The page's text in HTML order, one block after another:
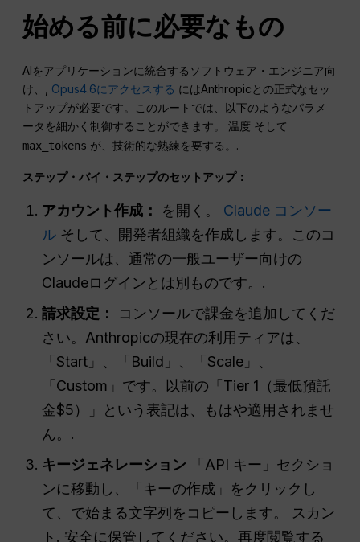
始める前に必要なもの
AIをアプリケーションに統合するソフトウェア・エンジニア向
け、, Opus4.6にアクセスする にはAnthropicとの正式なセッ
トアップが必要です。このルートでは、以下のようなパラメ
ータを細かく制御することができます。温度 そして
max_tokens が、技術的な熟練を要する。.
ステップ・バイ・ステップのセットアップ：
アカウント作成： を開く。 Claude コンソー
ル そして、開発者組織を作成します。このコ
ンソールは、通常の一般ユーザー向けの
Claudeログインとは別ものです。.
請求設定：
コンソールで課金を追加してくだ
さい。Anthropicの現在の利用ティアは、
「Start」、「Build」、「Scale」、
「Custom」です。以前の「Tier 1（最低預託
金$5）」という表記は、もはや適用されませ
ん。.
キージェネレーション 「API キー」セクショ
ンに移動し、「キーの作成」をクリックし
て、で始まる文字列をコピーします。
スカン
ト . 安全に保管してください。再度閲覧する